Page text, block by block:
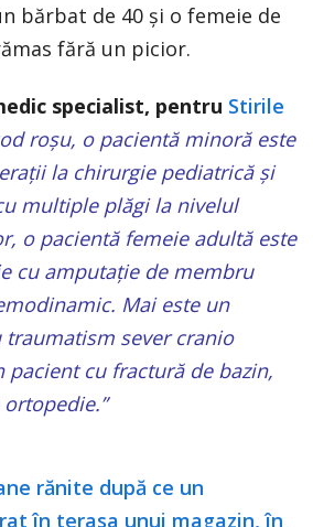
bărbat de 40 și o femeie de
fără un picior.
specialist, pentru Stirile
roșu, o pacientă minoră este
la chirurgie pediatrică și
multiple plăgi la nivelul
o pacientă femeie adultă este
cu amputație de membru
Mai este un
sever cranio
pacient cu fractură de bazin,